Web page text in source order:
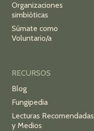
Organizaciones
simbióticas
Súmate como
Voluntario/a
RECURSOS
Blog
Fungipedia
Lecturas Recomendadas
y Medios